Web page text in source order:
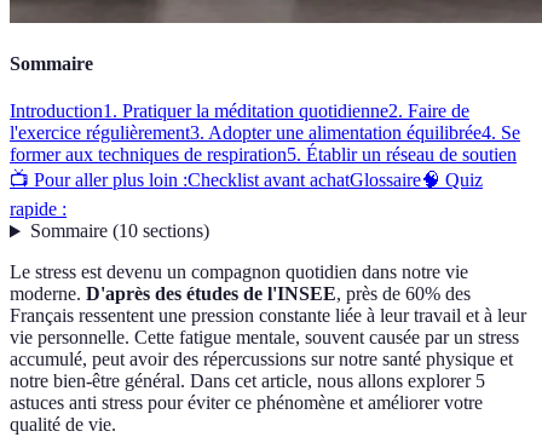
Sommaire
Introduction1. Pratiquer la méditation quotidienne2. Faire de
l'exercice régulièrement3. Adopter une alimentation équilibrée4. Se
former aux techniques de respiration5. Établir un réseau de soutien
📺 Pour aller plus loin :Checklist avant achatGlossaire🧠 Quiz
rapide :
Sommaire(10 sections)
Le stress est devenu un compagnon quotidien dans notre vie
moderne. D'après des études de l'INSEE, près de 60% des
Français ressentent une pression constante liée à leur travail et à leur
vie personnelle. Cette fatigue mentale, souvent causée par un stress
accumulé, peut avoir des répercussions sur notre santé physique et
notre bien-être général. Dans cet article, nous allons explorer 5
astuces anti stress pour éviter ce phénomène et améliorer votre
qualité de vie.